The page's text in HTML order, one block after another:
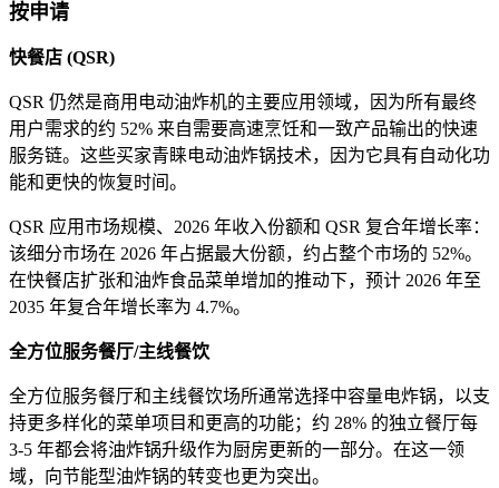
按申请
快餐店 (QSR)
QSR 仍然是商用电动油炸机的主要应用领域，因为所有最终
用户需求的约 52% 来自需要高速烹饪和一致产品输出的快速
服务链。这些买家青睐电动油炸锅技术，因为它具有自动化功
能和更快的恢复时间。
QSR 应用市场规模、2026 年收入份额和 QSR 复合年增长率：
该细分市场在 2026 年占据最大份额，约占整个市场的 52%。
在快餐店扩张和油炸食品菜单增加的推动下，预计 2026 年至
2035 年复合年增长率为 4.7%。
全方位服务餐厅/主线餐饮
全方位服务餐厅和主线餐饮场所通常选择中容量电炸锅，以支
持更多样化的菜单项目和更高的功能；约 28% 的独立餐厅每
3-5 年都会将油炸锅升级作为厨房更新的一部分。在这一领
域，向节能型油炸锅的转变也更为突出。